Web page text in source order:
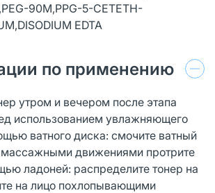
90M,PPG-5-CETETH-
EDTA
по применению
утром и вечером после этапа
использованием увлажняющего
ватного диска: смочите ватный
движениями протрите
ладоней: распределите тонер на
на лицо похлопывающими